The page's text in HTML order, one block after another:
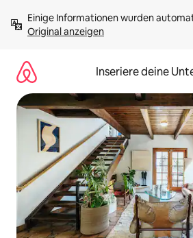
Inhalten
springenOriginal anzeigen
Inseriere deine